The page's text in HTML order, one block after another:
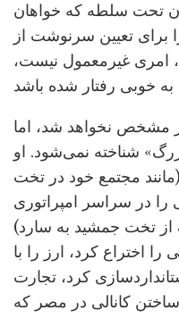
تحت سلطه که خواهان
برای تعیین سرنوشت از
امری غیرمعمول نیست،
مشخص نخواهد شد، اما
شناخته نمی‌شود. او
مجتمع خود در تخت
را در سراسر امپراتوری
از تخت جمشید به سارد)
اختراع کرد، ارز را با
کرد، تجارت
کانالی در مصر که